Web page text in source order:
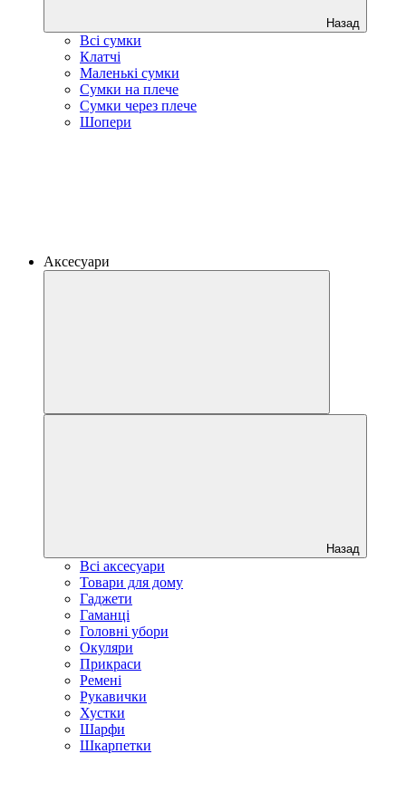
Назад
Всі сумки
Клатчі
Маленькі сумки
Сумки на плече
Сумки через плече
Шопери
Аксесуари
Назад
Всі аксесуари
Товари для дому
Гаджети
Гаманці
Головні убори
Окуляри
Прикраси
Ремені
Рукавички
Хустки
Шарфи
Шкарпетки